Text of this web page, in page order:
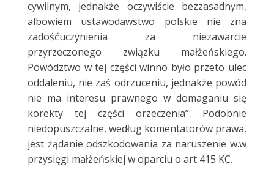
cywilnym, jednakże oczywiście bezzasadnym,
albowiem ustawodawstwo polskie nie zna
zadośćuczynienia za niezawarcie
przyrzeczonego związku małżeńskiego.
Powództwo w tej części winno było przeto ulec
oddaleniu, nie zaś odrzuceniu, jednakże powód
nie ma interesu prawnego w domaganiu się
korekty tej części orzeczenia”. Podobnie
niedopuszczalne, według komentatorów prawa,
jest żądanie odszkodowania za naruszenie w.w
przysięgi małżeńskiej w oparciu o art 415 KC.